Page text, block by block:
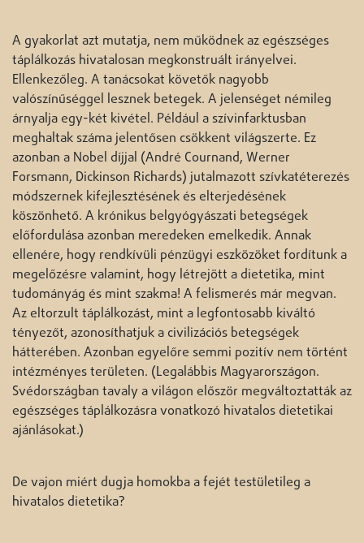
A gyakorlat azt mutatja, nem működnek az egészséges
táplálkozás hivatalosan megkonstruált irányelvei.
Ellenkezőleg. A tanácsokat követők nagyobb
valószínűséggel lesznek betegek. A jelenséget némileg
árnyalja egy-két kivétel. Például a szívinfarktusban
meghaltak száma jelentősen csökkent világszerte. Ez
azonban a Nobel díjjal (André Cournand, Werner
Forsmann, Dickinson Richards) jutalmazott szívkatéterezés
módszernek kifejlesztésének és elterjedésének
köszönhető. A krónikus belgyógyászati betegségek
előfordulása azonban meredeken emelkedik. Annak
ellenére, hogy rendkívüli pénzügyi eszközöket fordítunk a
megelőzésre valamint, hogy létrejött a dietetika, mint
tudományág és mint szakma! A felismerés már megvan.
Az eltorzult táplálkozást, mint a legfontosabb kiváltó
tényezőt, azonosíthatjuk a civilizációs betegségek
hátterében. Azonban egyelőre semmi pozitív nem történt
intézményes területen. (Legalábbis Magyarországon.
Svédországban tavaly a világon először megváltoztatták az
egészséges táplálkozásra vonatkozó hivatalos dietetikai
ajánlásokat.)
De vajon miért dugja homokba a fejét testületileg a
hivatalos dietetika?